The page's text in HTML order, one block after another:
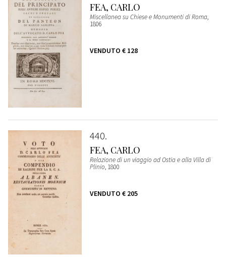
FEA, CARLO
Miscellanea su Chiese e Monumenti di Roma,
1806
VENDUTO € 128
440
FEA, CARLO
Relazione di un viaggio ad Ostia e alla Villa di
Plinio, 1800
VENDUTO € 205